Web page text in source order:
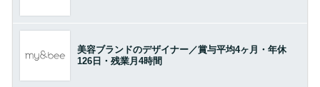
美容ブランドのデザイナー／賞与平均4ヶ月・年休
126日・残業月4時間